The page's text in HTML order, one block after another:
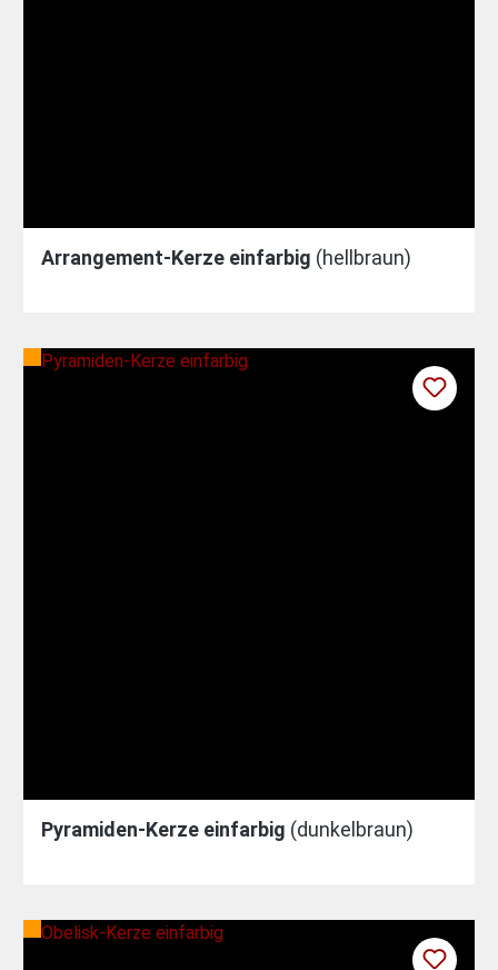
Arrangement-Kerze einfarbig (hellbraun)
Pyramiden-Kerze einfarbig (dunkelbraun)